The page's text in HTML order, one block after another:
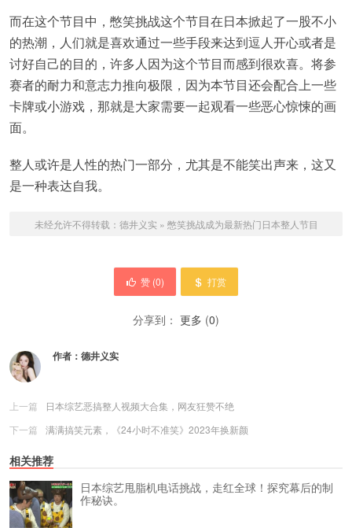
而在这个节目中，憋笑挑战这个节目在日本掀起了一股不小
的热潮，人们就是喜欢通过一些手段来达到逗人开心或者是
讨好自己的目的，许多人因为这个节目而感到很欢喜。将参
赛者的耐力和意志力推向极限，因为本节目还会配合上一些
卡牌或小游戏，那就是大家需要一起观看一些恶心惊悚的画
面。
整人或许是人性的热门一部分，尤其是不能笑出声来，这又
是一种表达自我。
未经允许不得转载： 德井义实 » 憋笑挑战成为最新热门日本整人节目
赞 (0) 打赏
分享到： 更多 (0)
作者： 德井义实
上一篇
日本综艺恶搞整人视频大合集，网友狂赞不绝
下一篇
满满搞笑元素，《24小时不准笑》2023年换新颜
相关推荐
日本综艺甩脂机电话挑战，走红全球！探究幕后的制
作秘诀。